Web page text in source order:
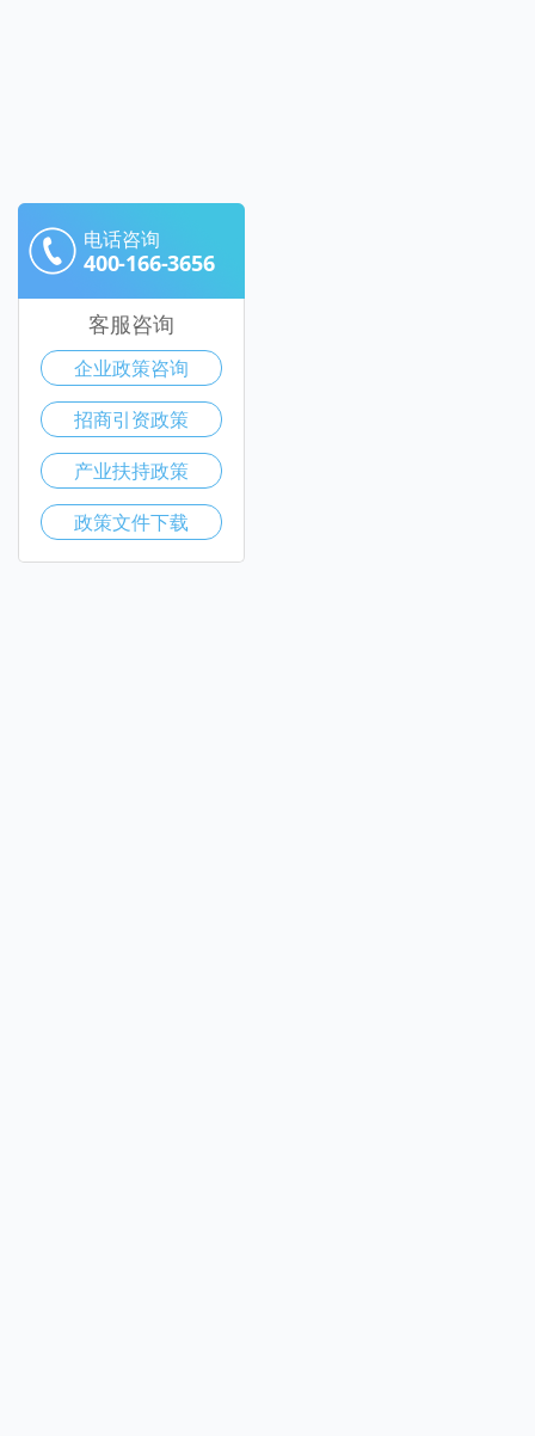
电话咨询
400-166-3656
客服咨询
企业政策咨询
招商引资政策
产业扶持政策
政策文件下载